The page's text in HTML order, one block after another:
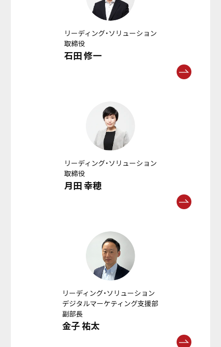
リーディング・ソリューション
取締役
石田 修一
リーディング・ソリューション
取締役
月田 幸穂
リーディング・ソリューション
デジタルマーケティング支援部
副部長
金子 祐太